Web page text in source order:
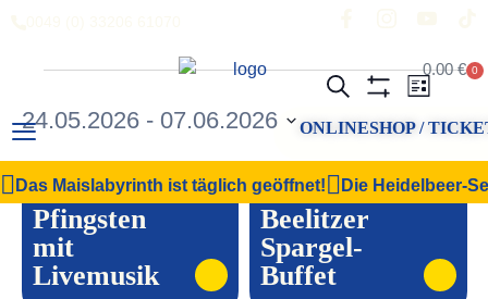
0.00€ 0
ONLINESHOP /
Das Maislabyrinth ist täglich geöffnet! Die Heidelbeer-
Suche
und
Ansichten,
Navigation
Suche
Liste
24.05.2026 - 07.06.2026
Datum
wählen.
24. Mai 2026 - 25. Mai 2026
Pfingsten
mit
Livemusik
24. Mai 2026 - 24. Mai 2026
Beelitzer
Spargel-
Buffet